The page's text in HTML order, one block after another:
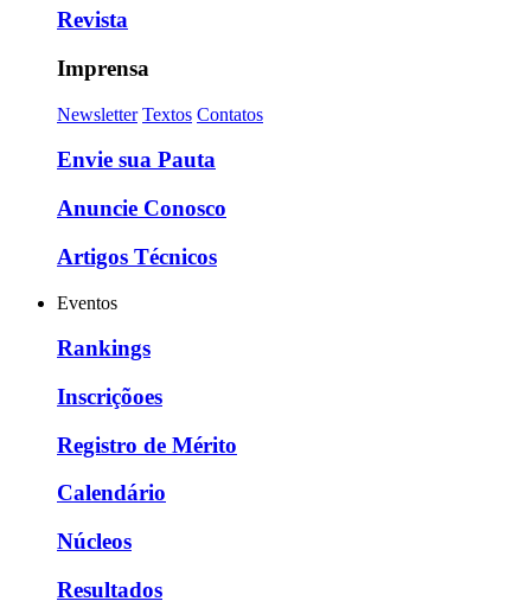
Revista
Imprensa
Newsletter Textos Contatos
Envie sua Pauta
Anuncie Conosco
Artigos Técnicos
Eventos
Rankings
Inscriçõoes
Registro de Mérito
Calendário
Núcleos
Resultados